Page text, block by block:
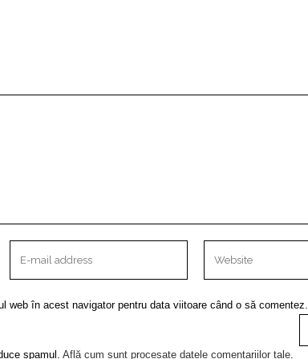
web în acest navigator pentru data viitoare când o să comentez.
spamul. Află cum sunt procesate datele comentariilor tale.